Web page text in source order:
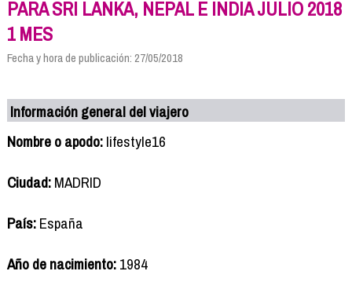
PARA SRI LANKA, NEPAL E INDIA JULIO 2018
1 MES
Fecha y hora de publicación: 27/05/2018
Información general del viajero
Nombre o apodo:lifestyle16
Ciudad:MADRID
País:España
Año de nacimiento:1984